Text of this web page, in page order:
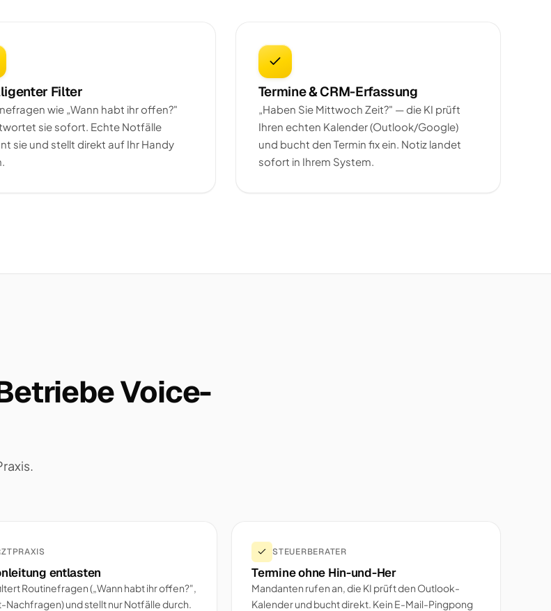
Filter
wie „Wann habt ihr offen?"
sie sofort. Echte Notfälle
sie und stellt direkt auf Ihr Handy
Termine & CRM-Erfassung
„Haben Sie Mittwoch Zeit?" — die KI prüft
Ihren echten Kalender (Outlook/Google)
und bucht den Termin fix ein. Notiz landet
sofort in Ihrem System.
Voice-
entlasten
Routinefragen („Wann habt ihr offen?",
Nachfragen) und stellt nur Notfälle durch.
STEUERBERATER
Termine ohne Hin-und-Her
Mandanten rufen an, die KI prüft den Outlook-
Kalender und bucht direkt. Kein E-Mail-Pingpong